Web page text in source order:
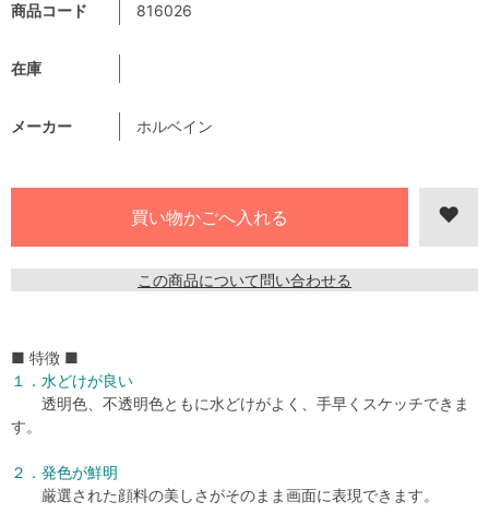
商品コード 816026
在庫
メーカー ホルベイン
この商品について問い合わせる
■ 特徴 ■
１．水どけが良い
透明色、不透明色ともに水どけがよく、手早くスケッチできま
す。
２．発色が鮮明
厳選された顔料の美しさがそのまま画面に表現できます。